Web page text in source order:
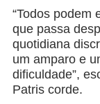
“Todos podem
que passa
quotidiana
um amparo e
dificuldade”,
Patris corde.